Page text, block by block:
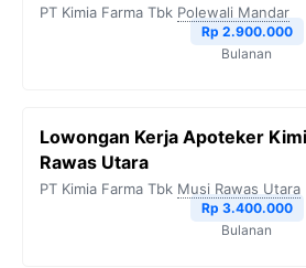
PT Kimia Farma Tbk Polewali Mandar
Rp 2.900.000
Bulanan
Lowongan Kerja Apoteker
Rawas Utara
PT Kimia Farma Tbk Musi Rawas Utara
Rp 3.400.000
Bulanan